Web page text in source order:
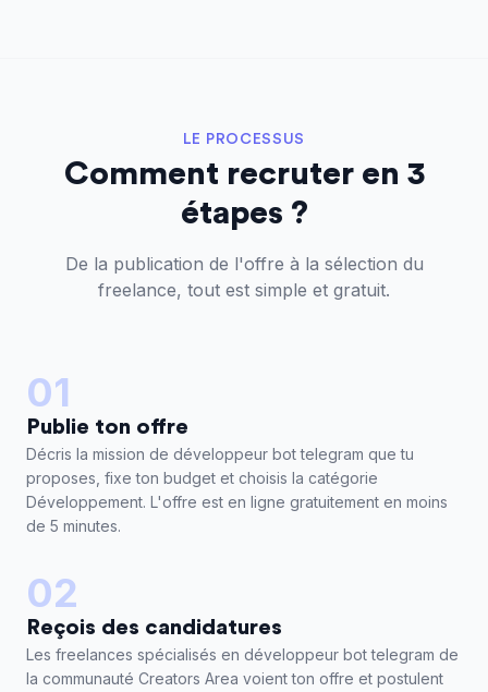
LE PROCESSUS
Comment recruter en 3
étapes ?
De la publication de l'offre à la sélection du
freelance, tout est simple et gratuit.
01
Publie ton offre
Décris la mission de développeur bot telegram que tu
proposes, fixe ton budget et choisis la catégorie
Développement. L'offre est en ligne gratuitement en moins
de 5 minutes.
02
Reçois des candidatures
Les freelances spécialisés en développeur bot telegram de
la communauté Creators Area voient ton offre et postulent